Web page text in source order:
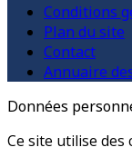
Conditions
Plan du site
Contact
Annuaire
Données
Ce site utilise des